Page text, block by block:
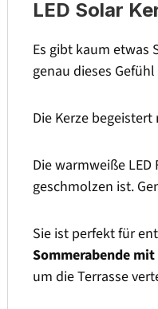
LED Solar
Es gibt kaum etwas
genau dieses
Die Kerze
Die warmweiße
geschmolzen ist.
Sie ist perfekt für
Sommerabende
um die Terrasse